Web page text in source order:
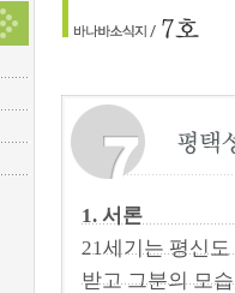
1. 서론
21세기는 평신
받고 그분의 모